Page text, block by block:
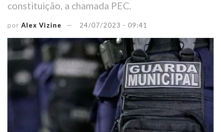
constituição, a chamada PEC.
por Alex Vizine 24/07/2023 - 09:41